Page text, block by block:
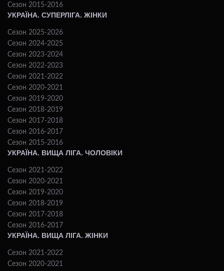
Сезон 2015-2016
УКРАЇНА. СУПЕРЛІГА. ЖІНКИ
Сезон 2025-2026
Сезон 2024-2025
Сезон 2023-2024
Сезон 2022-2023
Сезон 2021-2022
Сезон 2020-2021
Сезон 2019-2020
Сезон 2018-2019
Сезон 2017-2018
Сезон 2016-2017
Сезон 2015-2016
УКРАЇНА. ВИЩА ЛІГА. ЧОЛОВІКИ
Сезон 2021-2022
Сезон 2020-2021
Сезон 2019-2020
Сезон 2018-2019
Сезон 2017-2018
Сезон 2016-2017
УКРАЇНА. ВИЩА ЛІГА. ЖІНКИ
Сезон 2021-2022
Сезон 2020-2021